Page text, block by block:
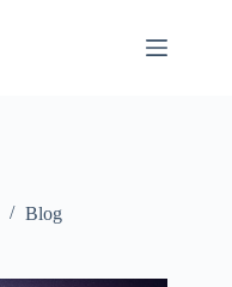
Blog